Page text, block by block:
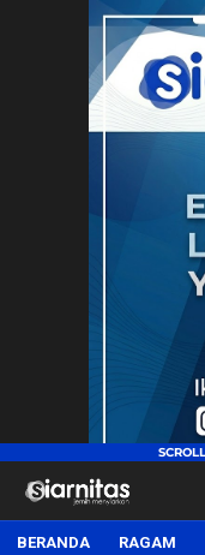
siarnitas
Jernih Menyiarkan
BERANDA RAGAM